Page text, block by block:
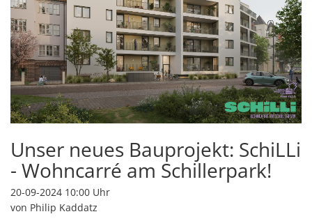
Unser neues Bauprojekt: SchiLLi
- Wohncarré am Schillerpark!
20-09-2024 10:00 Uhr
von Philip Kaddatz